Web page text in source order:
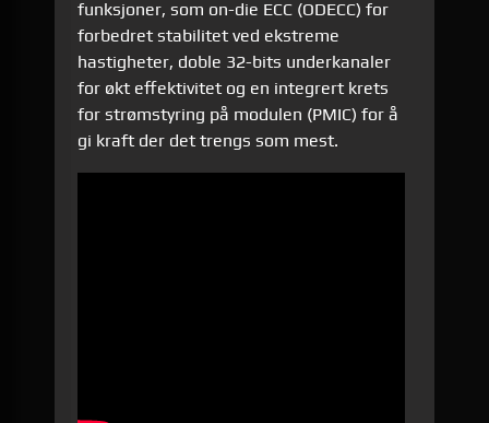
funksjoner, som on-die ECC (ODECC) for
forbedret stabilitet ved ekstreme
hastigheter, doble 32-bits underkanaler
for økt effektivitet og en integrert krets
for strømstyring på modulen (PMIC) for å
gi kraft der det trengs som mest.